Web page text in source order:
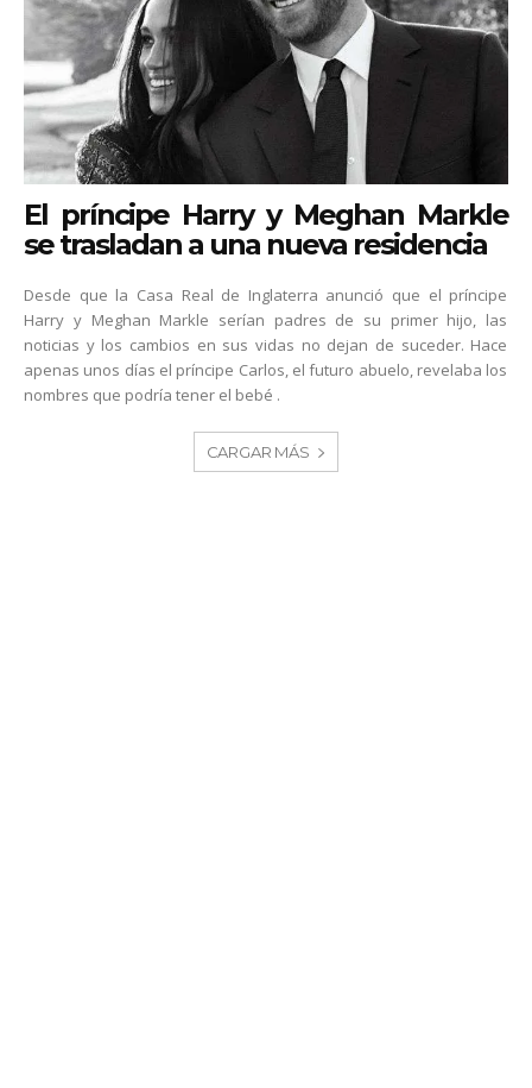
El príncipe Harry y Meghan Markle
se trasladan a una nueva residencia
Desde que la Casa Real de Inglaterra anunció que el príncipe
Harry y Meghan Markle serían padres de su primer hijo, las
noticias y los cambios en sus vidas no dejan de suceder. Hace
apenas unos días el príncipe Carlos, el futuro abuelo, revelaba los
nombres que podría tener el bebé .
CARGAR MÁS